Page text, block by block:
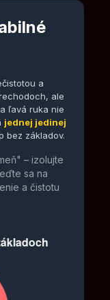
a
ale
ľavá ruka nie
jednej jedinej
bez základov.
– izolujte
sa na
a čistotu